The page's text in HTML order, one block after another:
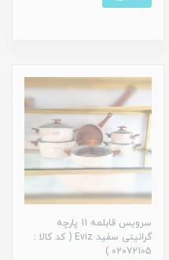
سرویس قابلمه 11 پارچه
گرانیتی سفید Eviz ( کد کالا :
02072105 )